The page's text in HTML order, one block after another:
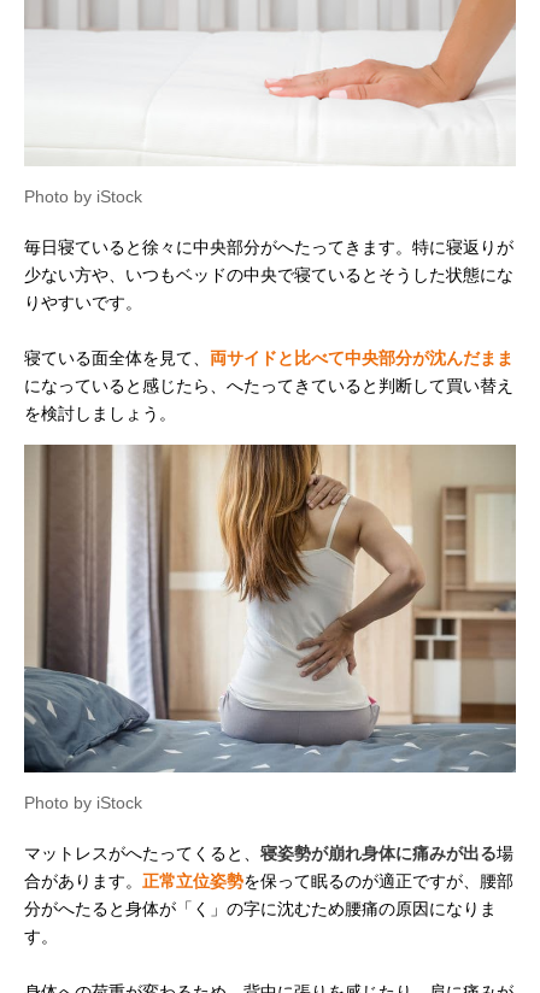
Photo by iStock
毎日寝ていると徐々に中央部分がへたってきます。特に寝返りが
少ない方や、いつもベッドの中央で寝ているとそうした状態にな
りやすいです。
寝ている面全体を見て、 両サイドと比べて中央部分が沈んだまま
になっていると感じたら、へたってきていると判断して買い替え
を検討しましょう。
Photo by iStock
マットレスがへたってくると、 寝姿勢が崩れ身体に痛みが出る場
合があります。 正常立位姿勢を保って眠るのが適正ですが、腰部
分がへたると身体が「く」の字に沈むため腰痛の原因になりま
す。